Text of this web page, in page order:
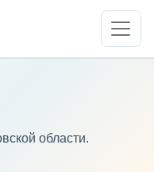
области.